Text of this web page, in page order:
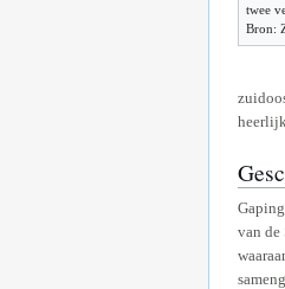
twee
Bron:
van de